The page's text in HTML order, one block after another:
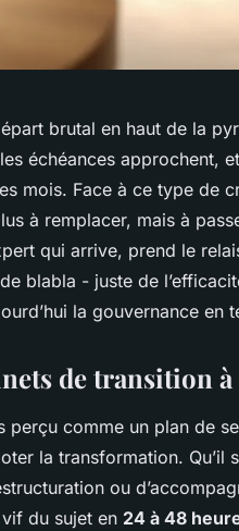
brutal en haut de la
échéances approchent,
mois. Face à ce type de
à remplacer, mais à
qui arrive, prend le
blabla - juste de
la gouvernance en
de transition à
perçu comme un plan de
la transformation. Qu’il
ou
du sujet en 24 à 48